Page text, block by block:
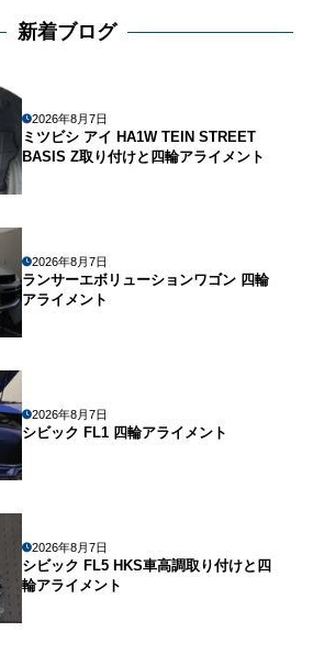
新着ブログ
2026年8月7日
ミツビシ アイ HA1W TEIN STREET
BASIS Z取り付けと四輪アライメント
2026年8月7日
ランサーエボリューションワゴン 四輪
アライメント
2026年8月7日
シビック FL1 四輪アライメント
2026年8月7日
シビック FL5 HKS車高調取り付けと四
輪アライメント